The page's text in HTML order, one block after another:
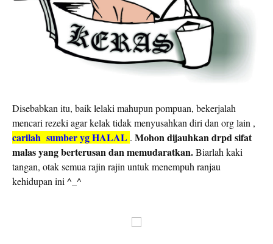
Disebabkan itu, baik lelaki mahupun pompuan, bekerjalah
mencari rezeki agar kelak tidak menyusahkan diri dan org lain ,
carilah sumber yg HALAL . Mohon dijauhkan drpd sifat
malas yang berterusan dan memudaratkan.Biarlah kaki
tangan, otak semua rajin rajin untuk menempuh ranjau
kehidupan ini ^_^